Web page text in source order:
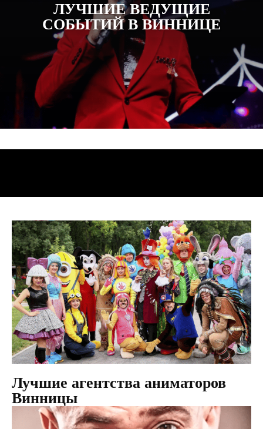
ЛУЧШИЕ ВЕДУЩИЕ
СОБЫТИЙ В ВИННИЦЕ
Лучшие агентства аниматоров
Винницы